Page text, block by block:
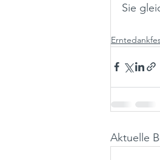
Sie
Aktuelle